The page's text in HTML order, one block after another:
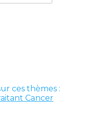
ces thèmes :
Cancer